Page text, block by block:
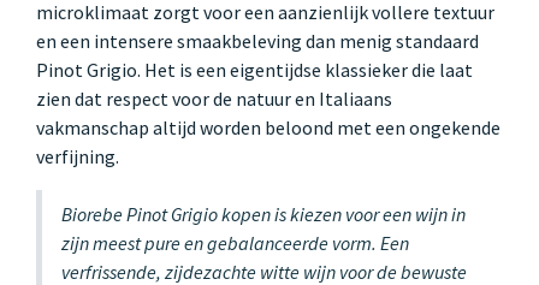
microklimaat zorgt voor een aanzienlijk vollere textuur
en een intensere smaakbeleving dan menig standaard
Pinot Grigio. Het is een eigentijdse klassieker die laat
zien dat respect voor de natuur en Italiaans
vakmanschap altijd worden beloond met een ongekende
verfijning.
Biorebe Pinot Grigio kopen is kiezen voor een wijn in
zijn meest pure en gebalanceerde vorm. Een
verfrissende, zijdezachte witte wijn voor de bewuste